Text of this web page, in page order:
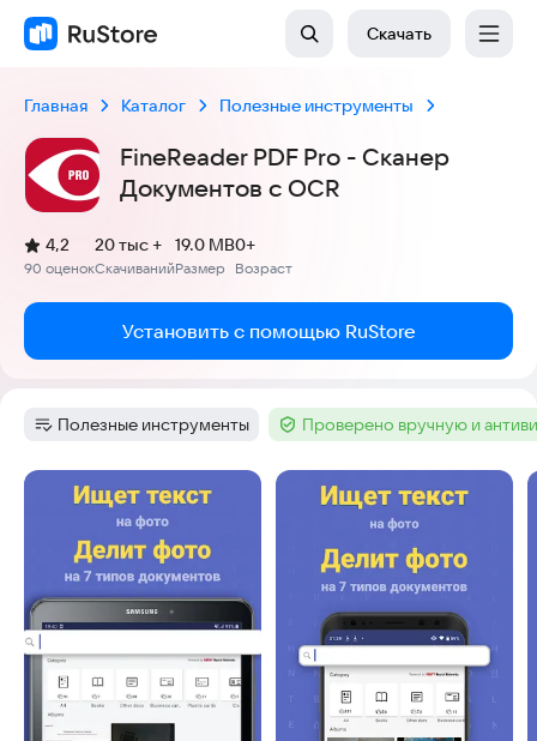
Скачать
Главная Каталог Полезные инструменты
FineReader PDF Pro - Сканер
Документов с OCR
Рейтинг:
4,2
(
90 оценок
)
Скачиваний
20 тыс +
Размер
19.0 MB
Возраст
0+
Установить с помощью RuStore
Категория:
Полезные инструменты Тег :Проверено вручную и
Скриншоты